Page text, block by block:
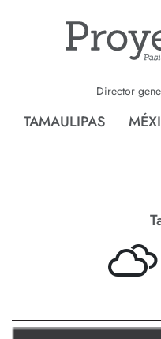
Director
TAMAULIPAS